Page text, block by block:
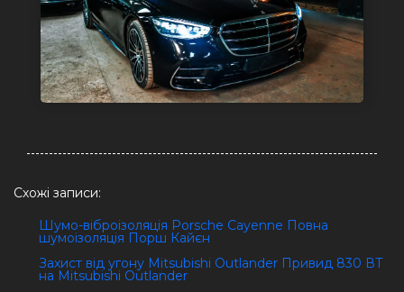
Схожі записи:
Шумо-віброізоляція Porsche Cayenne Повна
шумоізоляція Порш Кайєн
Захист від угону Mitsubishi Outlander Привид 830 ВТ
на Mitsubishi Outlander